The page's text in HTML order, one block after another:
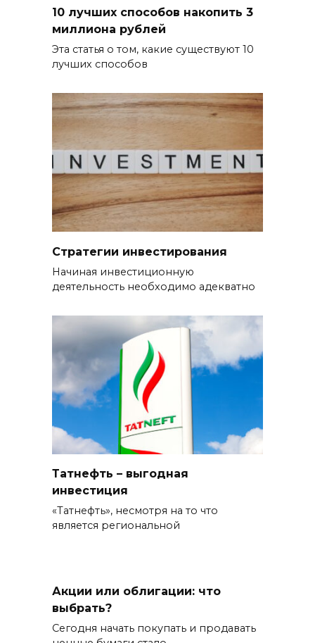
10 лучших способов накопить 3
миллиона рублей
Эта статья о том, какие существуют 10
лучших способов
Стратегии инвестирования
Начиная инвестиционную
деятельность необходимо адекватно
Татнефть – выгодная
инвестиция
«Татнефть», несмотря на то что
является региональной
Акции или облигации: что
выбрать?
Сегодня начать покупать и продавать